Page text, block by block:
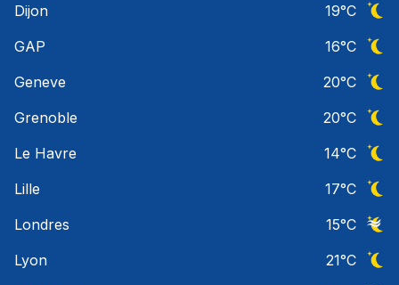
Dijon
19°C
GAP
16°C
Geneve
20°C
Grenoble
20°C
Le Havre
14°C
Lille
17°C
Londres
15°C
Lyon
21°C